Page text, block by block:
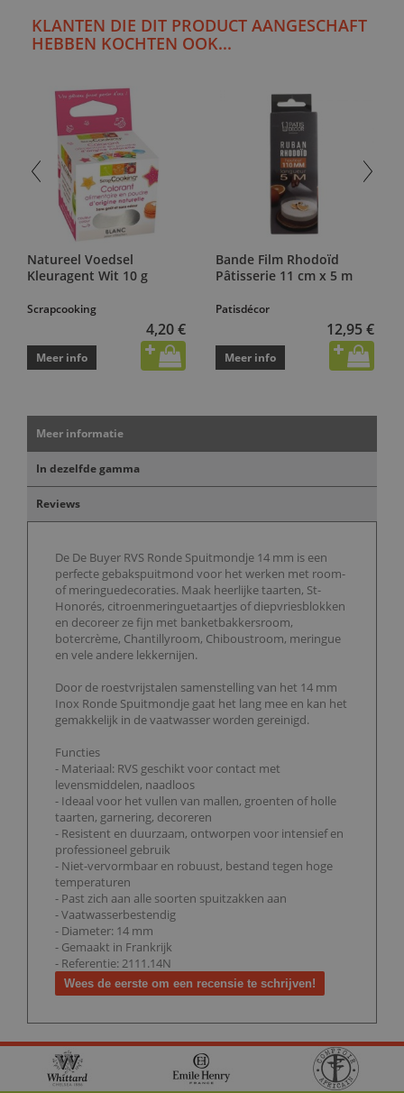
KLANTEN DIE DIT PRODUCT AANGESCHAFT
HEBBEN KOCHTEN OOK...
Natureel Voedsel
Kleuragent Wit 10 g
Scrapcooking
4,20 €
Meer info
Bande Film Rhodoïd
Pâtisserie 11 cm x 5 m
Patisdécor
12,95 €
Meer info
Meer informatie
In dezelfde gamma
Reviews
De De Buyer RVS Ronde Spuitmondje 14 mm is een
perfecte gebakspuitmond voor het werken met room-
of meringuedecoraties. Maak heerlijke taarten, St-
Honorés, citroenmeringuetaartjes of diepvriesblokken
en decoreer ze fijn met banketbakkersroom,
botercrème, Chantillyroom, Chiboustroom, meringue
en vele andere lekkernijen.
Door de roestvrijstalen samenstelling van het 14 mm
Inox Ronde Spuitmondje gaat het lang mee en kan het
gemakkelijk in de vaatwasser worden gereinigd.
Functies
- Materiaal: RVS geschikt voor contact met
levensmiddelen, naadloos
- Ideaal voor het vullen van mallen, groenten of holle
taarten, garnering, decoreren
- Resistent en duurzaam, ontworpen voor intensief en
professioneel gebruik
- Niet-vervormbaar en robuust, bestand tegen hoge
temperaturen
- Past zich aan alle soorten spuitzakken aan
- Vaatwasserbestendig
- Diameter: 14 mm
- Gemaakt in Frankrijk
- Referentie: 2111.14N
Wees de eerste om een recensie te schrijven!